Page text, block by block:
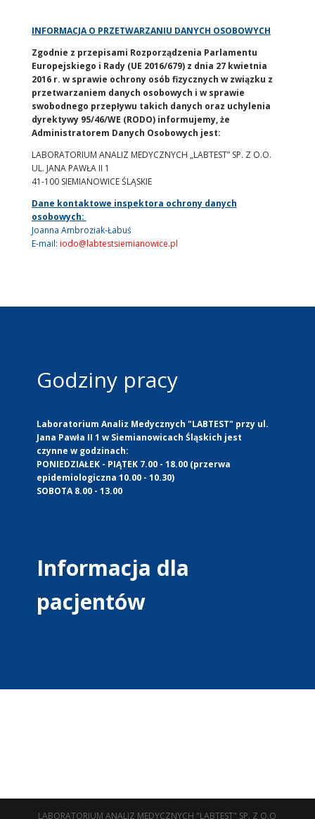
INFORMACJA O PRZETWARZANIU DANYCH OSOBOWYCH
Zgodnie z przepisami Rozporządzenia Parlamentu
Europejskiego i Rady (UE 2016/679) z dnia 27 kwietnia
2016 r. w sprawie ochrony osób fizycznych w związku z
przetwarzaniem danych osobowych i w sprawie
swobodnego przepływu takich danych oraz uchylenia
dyrektywy 95/46/WE (RODO) informujemy, że
Administratorem Danych Osobowych jest:
LABORATORIUM ANALIZ MEDYCZNYCH „LABTEST” SP. Z O.O.
UL. JANA PAWŁA II 1
41-100 SIEMIANOWICE ŚLĄSKIE
Dane kontaktowe inspektora ochrony danych
osobowych:
Joanna Ambroziak-Łabuś
E-mail: iodo@labtestsiemianowice.pl
Godziny pracy
Laboratorium Analiz Medycznych "LABTEST" przy ul.
Jana Pawła II 1 w Siemianowicach Śląskich jest
czynne w godzinach:
PONIEDZIAŁEK - PIĄTEK 7.00 - 18.00 (przerwa
epidemiologiczna 10.00 - 10.30)
SOBOTA 8.00 - 13.00
Informacja dla
pacjentów
LABORATORIUM ANALIZ MEDYCZNYCH "LABTEST" SP. Z O.O